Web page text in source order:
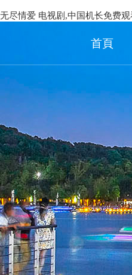
无尽情爱 电视剧,中国机长免费
首頁